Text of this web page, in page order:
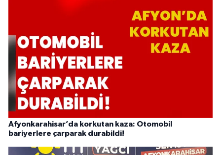
Afyonkarahisar’da korkutan kaza: Otomobil
bariyerlere çarparak durabildi!